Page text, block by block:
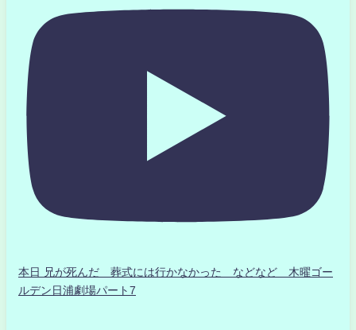
本日 兄が死んだ 葬式には行かなかった などなど 木曜ゴー
ルデン日浦劇場パート7